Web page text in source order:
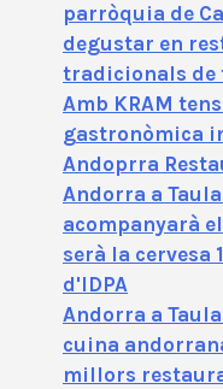
parròquia de
degustar en
tradicionals de
Amb KRAM
gastronòmica
Andoprra
Andorra a
acompanyarà
serà la
d'IDPA
Andorra a
cuina
millors